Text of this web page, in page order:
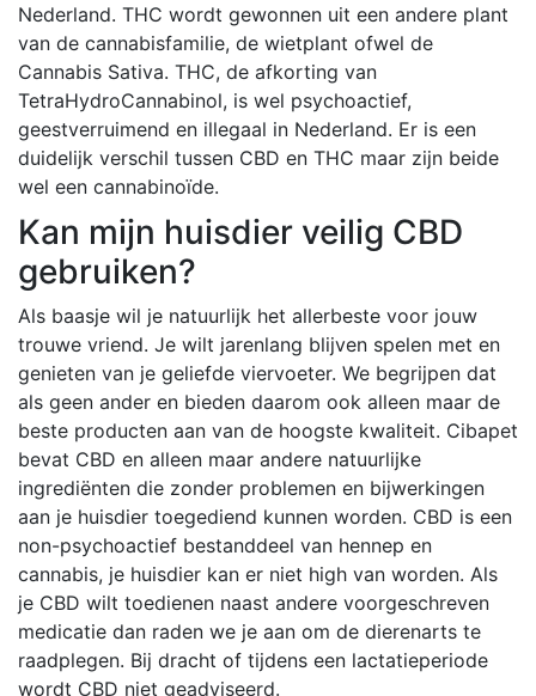
Nederland. THC wordt gewonnen uit een andere plant
van de cannabisfamilie, de wietplant ofwel de
Cannabis Sativa. THC, de afkorting van
TetraHydroCannabinol, is wel psychoactief,
geestverruimend en illegaal in Nederland. Er is een
duidelijk verschil tussen CBD en THC maar zijn beide
wel een cannabinoïde.
Kan mijn huisdier veilig CBD
gebruiken?
Als baasje wil je natuurlijk het allerbeste voor jouw
trouwe vriend. Je wilt jarenlang blijven spelen met en
genieten van je geliefde viervoeter. We begrijpen dat
als geen ander en bieden daarom ook alleen maar de
beste producten aan van de hoogste kwaliteit. Cibapet
bevat CBD en alleen maar andere natuurlijke
ingrediënten die zonder problemen en bijwerkingen
aan je huisdier toegediend kunnen worden. CBD is een
non-psychoactief bestanddeel van hennep en
cannabis, je huisdier kan er niet high van worden. Als
je CBD wilt toedienen naast andere voorgeschreven
medicatie dan raden we je aan om de dierenarts te
raadplegen. Bij dracht of tijdens een lactatieperiode
wordt CBD niet geadviseerd.